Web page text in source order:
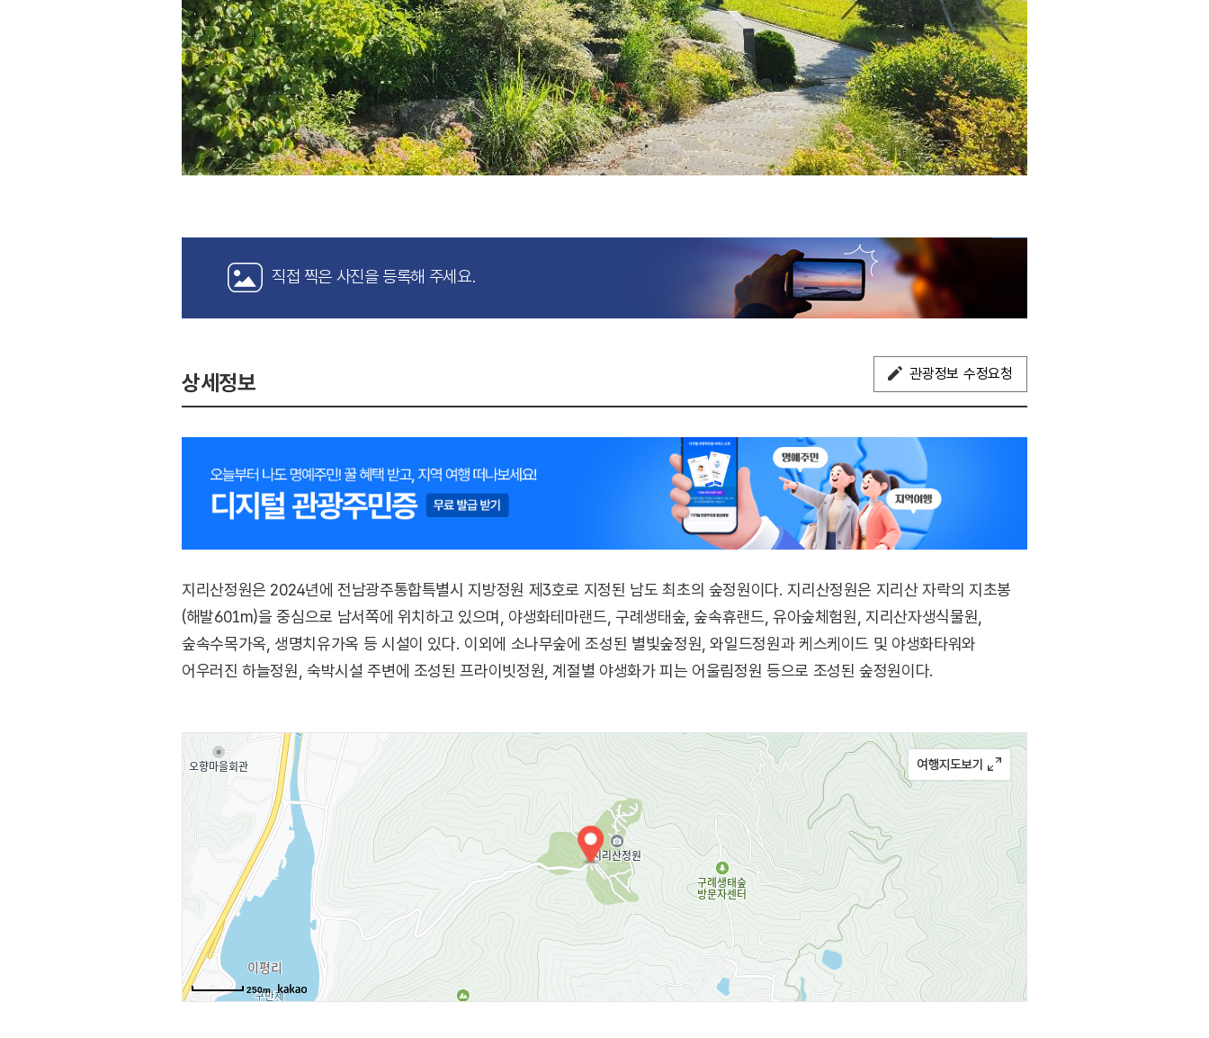
직접 찍은 사진을 등록해 주세요.
상세정보 관광정보 수정요청
지리산정원은 2024년에 전남광주통합특별시 지방정원 제3호로 지정된 남도 최초의 숲정원이다. 지리산정원은 지리산 자락의 지초봉
(해발601m)을 중심으로 남서쪽에 위치하고 있으며, 야생화테마랜드, 구례생태숲, 숲속휴랜드, 유아숲체험원, 지리산자생식물원,
숲속수목가옥, 생명치유가옥 등 시설이 있다. 이외에 소나무숲에 조성된 별빛숲정원, 와일드정원과 케스케이드 및 야생화타워와
어우러진 하늘정원, 숙박시설 주변에 조성된 프라이빗정원, 계절별 야생화가 피는 어울림정원 등으로 조성된 숲정원이다.
250m